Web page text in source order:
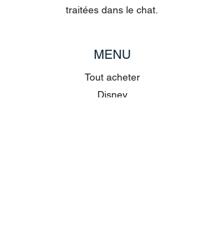
traitées dans le chat.
MENU
Tout acheter
Disney